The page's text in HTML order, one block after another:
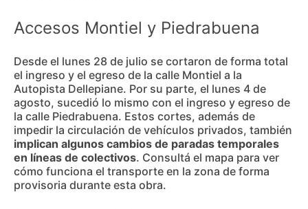
Accesos Montiel y Piedrabuena
Desde el lunes 28 de julio se cortaron de forma total
el ingreso y el egreso de la calle Montiel a la
Autopista Dellepiane. Por su parte, el lunes 4 de
agosto, sucedió lo mismo con el ingreso y egreso de
la calle Piedrabuena. Estos cortes, además de
impedir la circulación de vehículos privados, también
implican algunos cambios de paradas temporales
en líneas de colectivos. Consultá el mapa para ver
cómo funciona el transporte en la zona de forma
provisoria durante esta obra.